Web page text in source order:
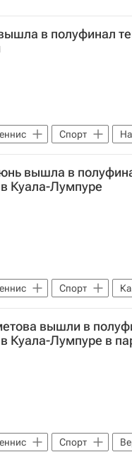
в полуфинал
Спорт
вышла в
Куала-Лумпуре
Спорт
Барти
вышли в
Куала-Лумпуре в
Спорт